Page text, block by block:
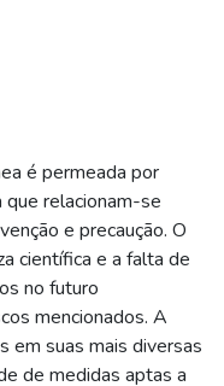
é permeada por
relacionam-se
e precaução. O
científica e a falta de
no futuro
mencionados. A
em suas mais diversas
de medidas aptas a